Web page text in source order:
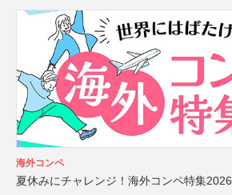
海外コンペ
夏休みにチャレンジ！海外コンペ特集2026